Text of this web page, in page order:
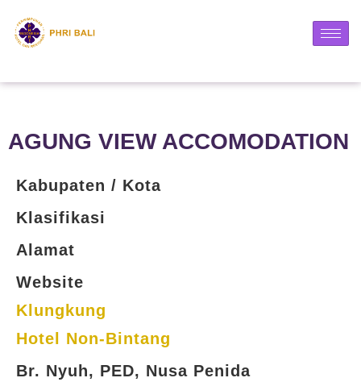
AGUNG VIEW ACCOMODATION
Kabupaten / Kota
Klasifikasi
Alamat
Website
Klungkung
Hotel Non-Bintang
Br. Nyuh, PED, Nusa Penida